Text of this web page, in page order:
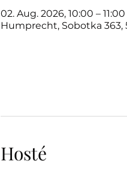
02. Aug. 2026, 10:00 – 11:00
Humprecht, Sobotka 363,
Hosté